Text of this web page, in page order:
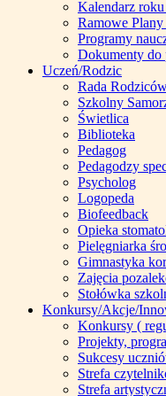
Kalendarz
Ramowe Plany
Programy
Dokumenty do
Uczeń/Rodzic
Rada
Szkolny
Świetlica
Biblioteka
Pedagog
Pedagodzy
Psycholog
Logopeda
Biofeedback
Opieka
Pielęgniarka
Gimnastyka
Zajęcia
Stołówka
Konkursy/Akcje/
Konkursy (
Projekty,
Sukcesy
Strefa
Strefa